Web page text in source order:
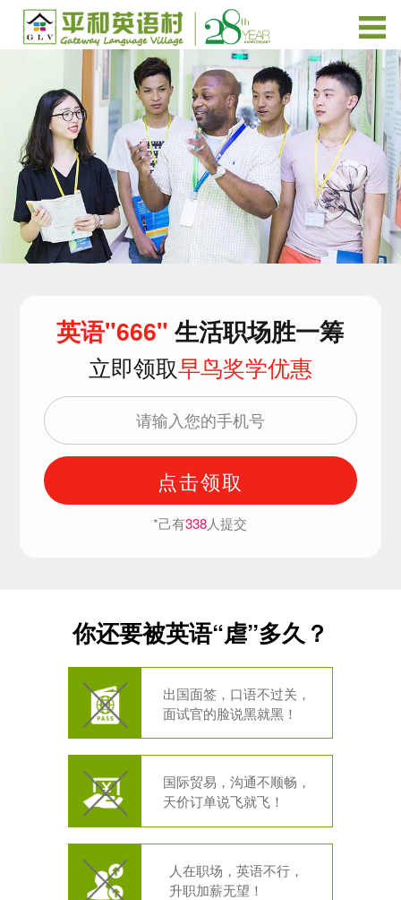
英语"666"生活职场胜一筹
立即领取早鸟奖学优惠
点击领取
*己有338人提交
你还要被英语“虐”多久？
出国面签，口语不过关，
面试官的脸说黑就黑！
国际贸易，沟通不顺畅，
天价订单说飞就飞！
人在职场，英语不行，
升职加薪无望！